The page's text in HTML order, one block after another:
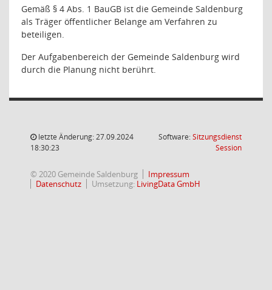
Gemäß § 4 Abs. 1 BauGB ist die Gemeinde Saldenburg
als Träger öffentlicher Belange am Verfahren zu
beteiligen.
Der Aufgabenbereich der Gemeinde Saldenburg wird
durch die Planung nicht berührt.
letzte Änderung: 27.09.2024
18:30:23
Software:Sitzungsdienst
Session(Wird in
© 2020 Gemeinde Saldenburg
Impressum
Datenschutz
Umsetzung: LivingData GmbH